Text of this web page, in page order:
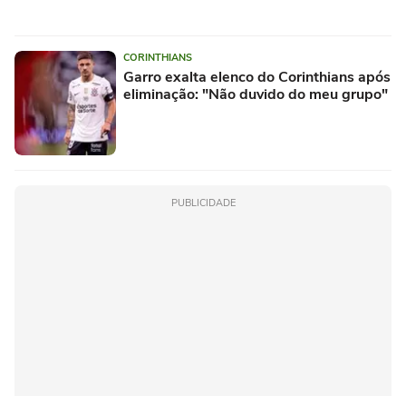
CORINTHIANS
Garro exalta elenco do Corinthians após
eliminação: "Não duvido do meu grupo"
PUBLICIDADE